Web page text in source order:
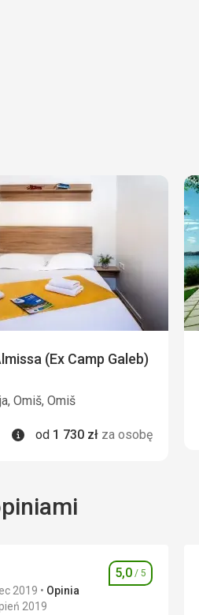
(Ex Camp Galeb)
Omiš, Omiš
Informacje
od 1 730 zł za osobę
Ocena
5,0 / 5
2019
Opinia
2019